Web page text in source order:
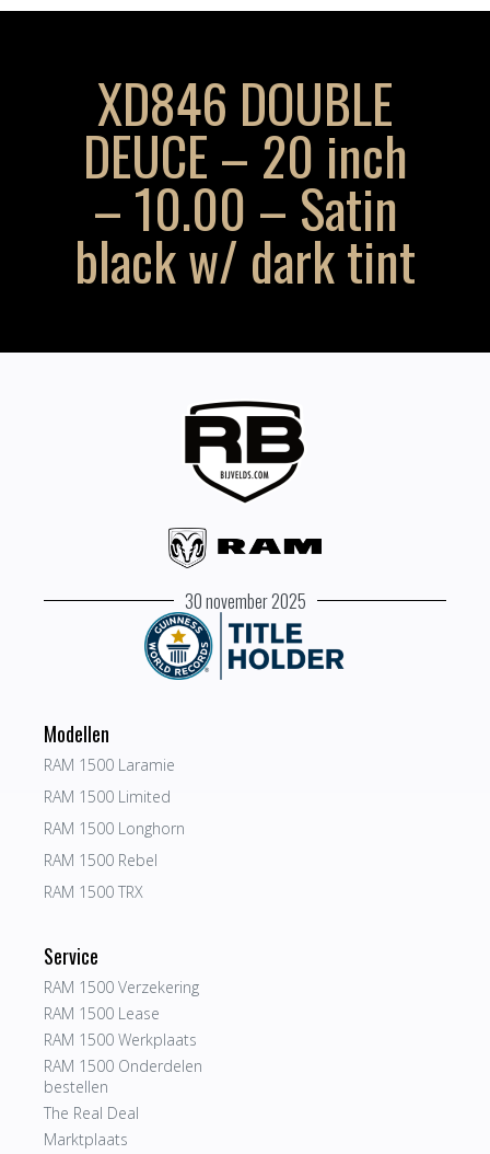
XD846 DOUBLE
DEUCE – 20 inch
– 10.00 – Satin
black w/ dark tint
30 november 2025
Modellen
RAM 1500 Laramie
RAM 1500 Limited
RAM 1500 Longhorn
RAM 1500 Rebel
RAM 1500 TRX
Service
RAM 1500 Verzekering
RAM 1500 Lease
RAM 1500 Werkplaats
RAM 1500 Onderdelen
bestellen
The Real Deal
Marktplaats